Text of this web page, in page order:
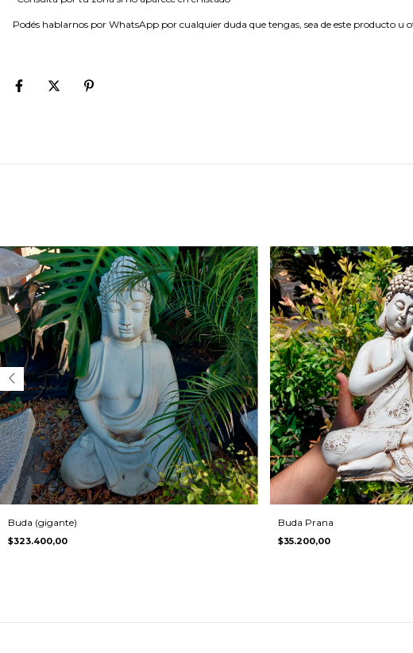
Podés hablarnos por WhatsApp por cualquier duda que tengas, sea de este producto
Buda (gigante)
$323.400,00
Buda Prana
$35.200,00